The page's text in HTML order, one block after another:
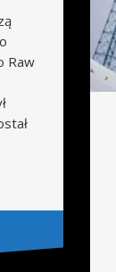
Raw